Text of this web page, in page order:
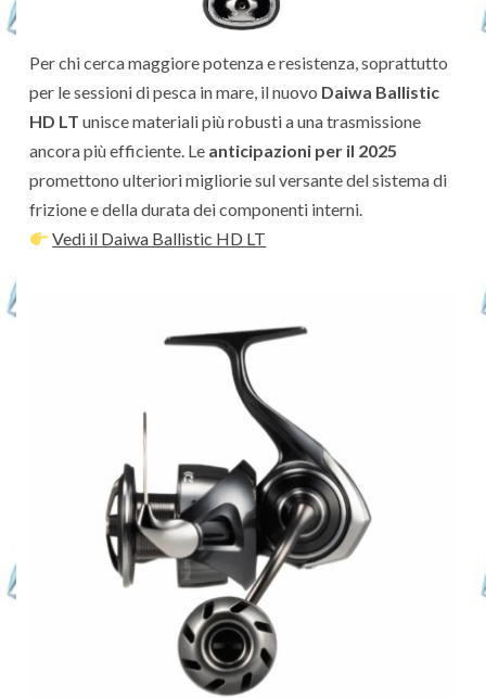
Per chi cerca maggiore potenza e resistenza, soprattutto
per le sessioni di pesca in mare, il nuovo Daiwa Ballistic
HD LT unisce materiali più robusti a una trasmissione
ancora più efficiente. Le anticipazioni per il 2025
promettono ulteriori migliorie sul versante del sistema di
frizione e della durata dei componenti interni.
Vedi il Daiwa Ballistic HD LT